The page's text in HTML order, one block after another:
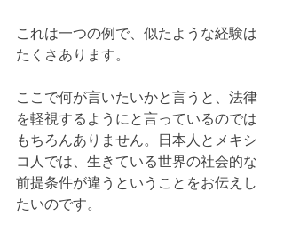
これは一つの例で、似たような経験は
たくさあります。
ここで何が言いたいかと言うと、法律
を軽視するようにと言っているのでは
もちろんありません。日本人とメキシ
コ人では、生きている世界の社会的な
前提条件が違うということをお伝えし
たいのです。